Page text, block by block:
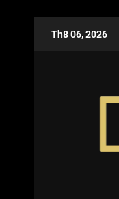
Th8 06, 2026